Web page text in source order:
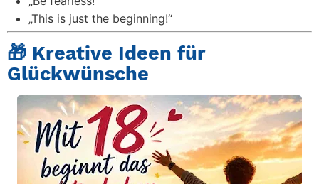
„This is just the beginning!“
🎁 Kreative Ideen für
Glückwünsche